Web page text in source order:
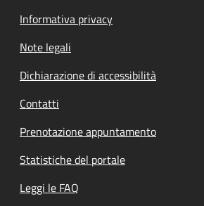
Informativa privacy
Note legali
Dichiarazione di accessibilità
Contatti
Prenotazione appuntamento
Statistiche del portale
Leggi le FAQ